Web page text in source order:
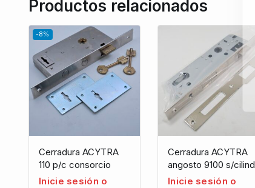
Productos relacionados
-8%
Cerradura ACYTRA
110 p/c consorcio
Inicie sesión o
Cerradura ACYTRA
angosto 9100 s/cilind
Inicie sesión o